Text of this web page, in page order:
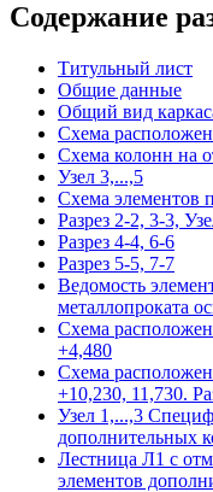
Содержание
Титульный лист
Общие данные
Общий вид
Схема
Схема колонн на
Узел 3,...,5
Схема элементов
Разрез 2-2, 3-3,
Разрез 4-4, 6-6
Разрез 5-5, 7-7
Ведомость
металлопроката
Схема
+4,480
Схема
+10,230, 11,730.
Узел 1,...,3
дополнительных
Лестница Л1 с
элементов